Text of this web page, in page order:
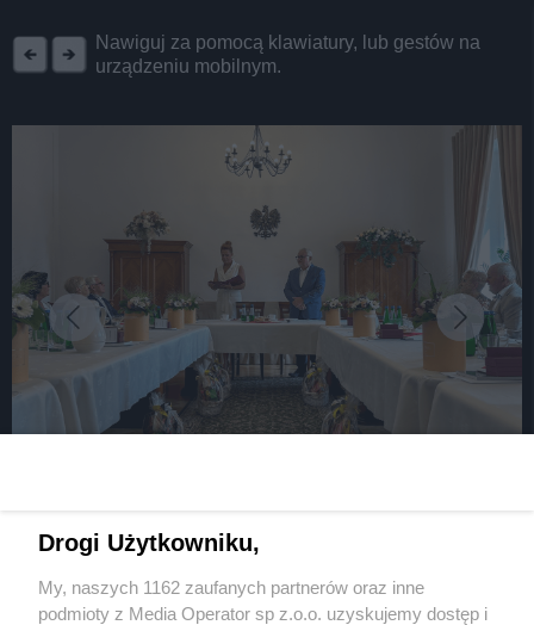
Nawiguj za pomocą klawiatury, lub gestów na
urządzeniu mobilnym.
"Państwo tę miłość nieśli na dobre i na złe"
Wydawca mediów lokalnych
Drogi Użytkowniku,
My, naszych 1162 zaufanych partnerów oraz inne
podmioty z Media Operator sp z.o.o. uzyskujemy dostęp i